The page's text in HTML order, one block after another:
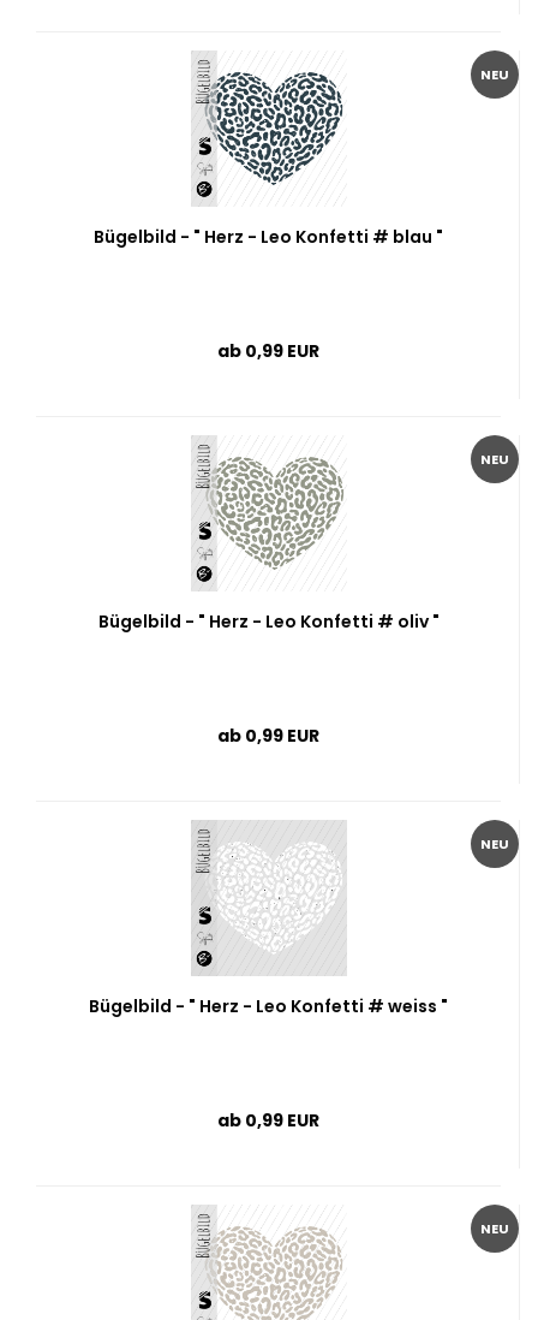
NEU
Bügelbild - " Herz - Leo Konfetti # blau "
ab 0,99 EUR
NEU
Bügelbild - " Herz - Leo Konfetti # oliv "
ab 0,99 EUR
NEU
Bügelbild - " Herz - Leo Konfetti # weiss "
ab 0,99 EUR
NEU